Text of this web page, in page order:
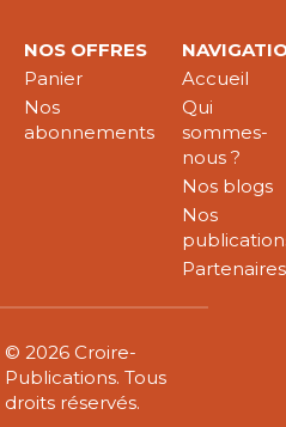
NOS OFFRES
Panier
Nos
abonnements
Accueil
Qui
sommes-
nous ?
Nos blogs
Nos
Partenaires
© 2026 Croire-
Publications. Tous
droits réservés.